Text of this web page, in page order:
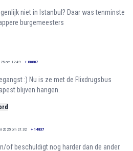
niet in Istanbul? Daar was tenminste
burgemeesters
om 12:49 + 80807
:) Nu is ze met de Flixdrugsbus
blijven hangen.
2025 om 21:32 + 14837
of beschuldigt nog harder dan de ander.